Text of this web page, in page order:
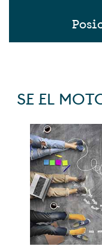
SE EL